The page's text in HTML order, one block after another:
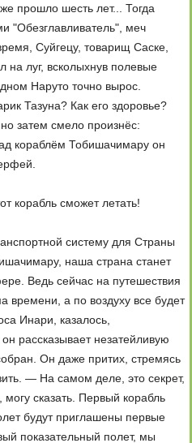
прошло шесть лет... Тогда
"Обезглавливатель", меч
Суйгецу, товарищ Саске,
на луг, всколыхнув полевые
Наруто точно вырос.
Тазуна? Как его здоровье?
затем смело произнёс:
кораблём Тобишачимару он
корабль сможет летать!
систему для Страны
наша страна станет
Ведь сейчас на путешествия
времени, а по воздуху все будет
Инари, казалось,
рассказывает незатейливую
Он даже притих, стремясь
— На самом деле, это секрет,
сказать. Первый корабль
будут приглашены первые
показательный полет, мы